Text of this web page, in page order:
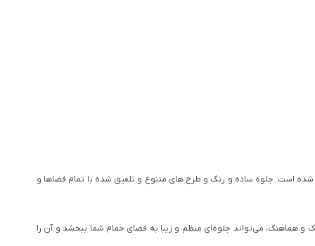
است. جلوه ساده و رنگ و طرح های متنوع و تلفیق شده با تمام فضاها و
و هماهنگ، می‌تواند جلوه‌ای منظم و زیبا به فضای حمام شما ببخشد و آن را